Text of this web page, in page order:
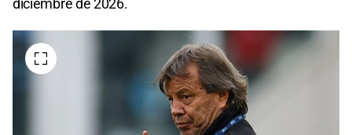
diciembre de 2026.